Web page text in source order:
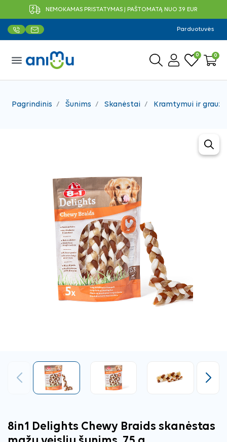
NEMOKAMAS PRISTATYMAS Į PAŠTOMATĄ NUO 39 EUR
Parduotuvės
menu 0 0
Pagrindinis Šunims Skanėstai Kramtymui ir
Ankstesnis Tęsti
8in1 Delights Chewy Braids skanėstas